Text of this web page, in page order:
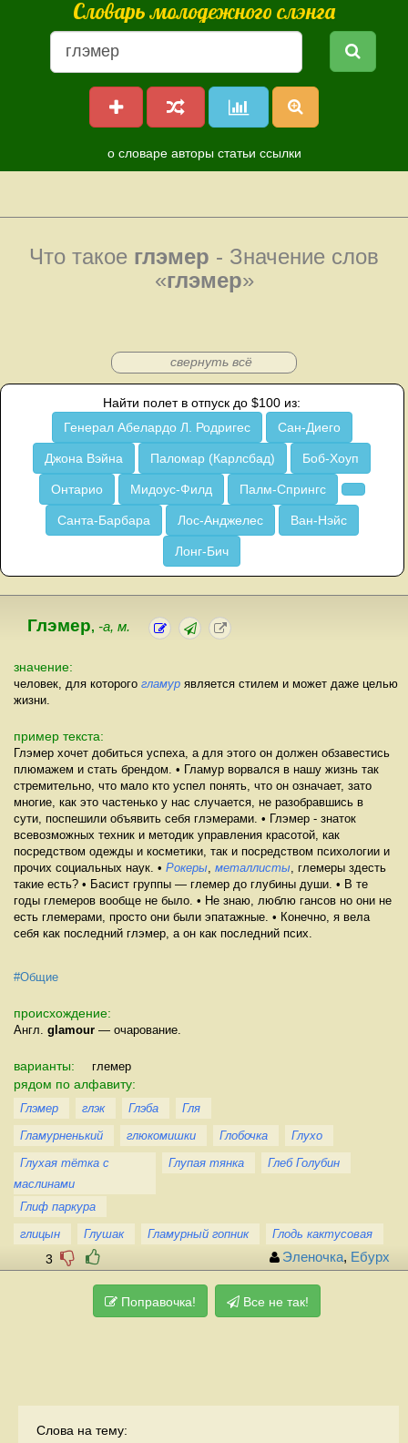
Словарь молодежного слэнга
о словаре авторы статьи ссылки
Что такое глэмер - Значение слов
«глэмер»
свернуть всё
Найти полет в отпуск до $100 из:
Генерал Абелардо Л. Родригес
Сан-Диего
Джона Вэйна Паломар (Карлсбад) Боб-Хоуп
Онтарио Мидоус-Филд Палм-Спрингс
Санта-Барбара Лос-Анджелес Ван-Нэйс
Лонг-Бич
Глэмер, -а, м.
значение:
человек, для которого гламур является стилем и может даже целью
жизни.
пример текста:
Глэмер хочет добиться успеха, а для этого он должен обзавестись
плюмажем и стать брендом. • Гламур ворвался в нашу жизнь так
стремительно, что мало кто успел понять, что он означает, зато
многие, как это частенько у нас случается, не разобравшись в
сути, поспешили объявить себя глэмерами. • Глэмер - знаток
всевозможных техник и методик управления красотой, как
посредством одежды и косметики, так и посредством психологии и
прочих социальных наук. • Рокеры металлисты , глемеры здесть
такие есть? • Басист группы — глемер до глубины души. • В те
годы глемеров вообще не было. • Не знаю, люблю гансов но они не
есть глемерами, просто они были эпатажные. • Конечно, я вела
себя как последний глэмер, а он как последний псих.
#Общие
происхождение:
Англ. glamour — очарование.
варианты: глемер
рядом по алфавиту:
Глэмер глэк Глэба
Гля
Гламурненький
глюкомишки Глобочка
Глухо
Глухая тётка с
маслинами
Глупая тянка Глеб Голубин
Глиф паркура
глицын
Глушак Гламурный гопник Глодь кактусовая
3 Эленочка, Ебурх
Поправочка! Все не так!
Слова на тему: